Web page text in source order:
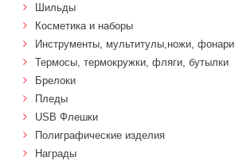
Шильды
Косметика и наборы
Инструменты, мультитулы,ножи, фонари
Термосы, термокружки, фляги, бутылки
Брелоки
Пледы
USB Флешки
Полиграфические изделия
Награды